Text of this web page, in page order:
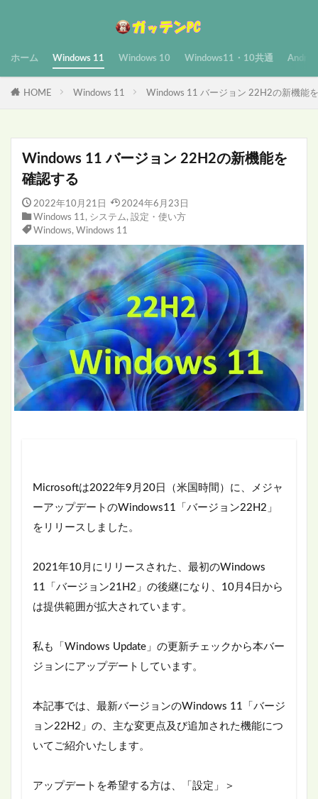
ホーム Windows 11 Windows 10 Windows11・10共通
HOME Windows 11 Windows 11 バージョン 22H2の新機能
Windows 11 バージョン 22H2の新機能を
確認する
2022年10月21日
2024年6月23日
Windows 11 , システム , 設定・使い方
Windows, Windows 11
Microsoftは2022年9月20日（米国時間）に、メジャ
ーアップデートのWindows11「バージョン22H2」
をリリースしました。
2021年10月にリリースされた、最初のWindows
11「バージョン21H2」の後継になり、10月4日から
は提供範囲が拡大されています。
私も「Windows Update」の更新チェックから本バー
ジョンにアップデートしています。
本記事では、最新バージョンのWindows 11「バージ
ョン22H2」の、主な変更点及び追加された機能につ
いてご紹介いたします。
アップデートを希望する方は、「設定」＞